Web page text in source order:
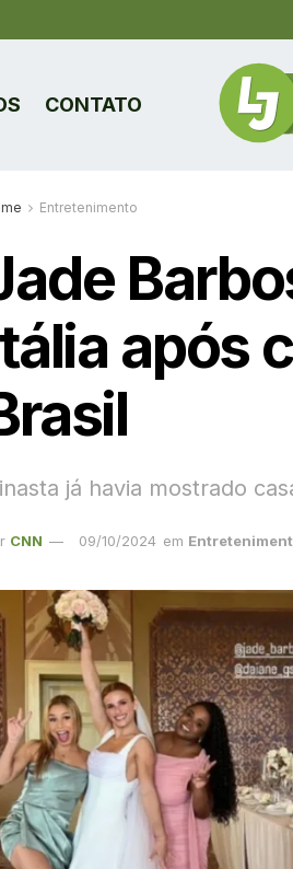
CONTATO
Entretenimento
após
já havia mostrado
CNN 09/10/2024 em